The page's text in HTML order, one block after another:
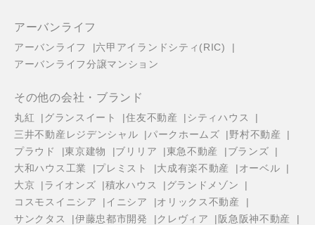
アーバンライフ
アーバンライフ
六甲アイランドシティ(RIC)
アーバンライフ分譲マンション
その他の会社・ブランド
丸紅 グランスイート 住友不動産
シティハウス
三井不動産レジデンシャル
パークホームズ
野村不動産
プラウド
東京建物 ブリリア 東急不動産
ブランズ
大和ハウス工業
プレミスト 大成有楽不動産
オーベル
大京
ライオンズ 積水ハウス
グランドメゾン
コスモスイニシア
イニシア
オリックス不動産
サンクタス
伊藤忠都市開発 クレヴィア
阪急阪神不動産